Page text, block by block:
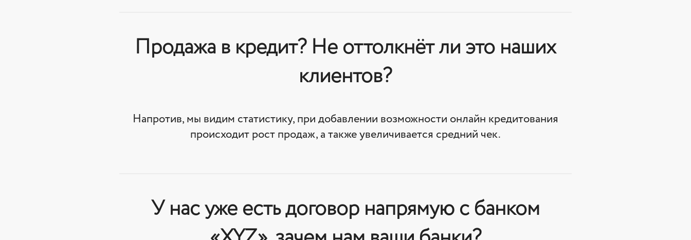
Продажа в кредит? Не оттолкнёт ли это наших
клиентов?
Напротив, мы видим статистику, при добавлении возможности онлайн кредитования
происходит рост продаж, а также увеличивается средний чек.
У нас уже есть договор напрямую с банком